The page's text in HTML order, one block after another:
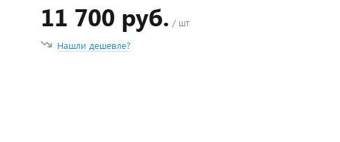
11 700 руб. / шт
Нашли дешевле?